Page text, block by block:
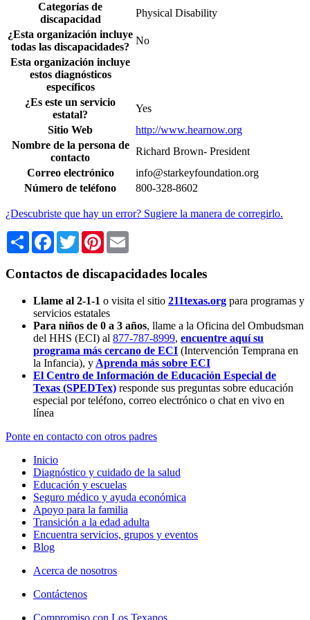
Categorías de
discapacidad
Physical Disability
¿Esta organización incluye
todas las discapacidades?
No
Esta organización incluye
estos diagnósticos
específicos
¿Es este un servicio
estatal?
Yes
Sitio Web
http://www.hearnow.org
Nombre de la persona de
contacto
Richard Brown- President
Correo electrónico
info@starkeyfoundation.org
Número de teléfono
800-328-8602
¿Descubriste que hay un error? Sugiere la manera de corregirlo.
Share Facebook
TwitterPinterest
Contactos de discapacidades locales
Llame al 2-1-1 o visita el sitio 211texas.org para programas y
servicios estatales
Para niños de 0 a 3 años, llame a la Oficina del Ombudsman
del HHS (ECI) al 877-787-8999, encuentre aquí su
programa más cercano de ECI (Intervención Temprana en
la Infancia), y Aprenda más sobre ECI
El Centro de Información de Educación Especial de
Texas (SPEDTex) responde sus preguntas sobre educación
especial por teléfono, correo electrónico o chat en vivo en
línea
Ponte en contacto con otros padres
Inicio
Diagnóstico y cuidado de la salud
Educación y escuelas
Seguro médico y ayuda económica
Apoyo para la familia
Transición a la edad adulta
Encuentra servicios, grupos y eventos
Blog
Acerca de nosotros
Contáctenos
Compromiso con Los Texanos